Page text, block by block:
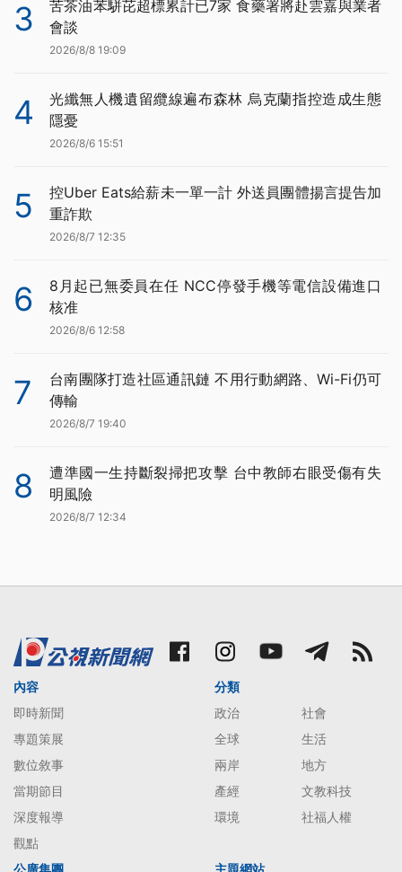
3
苦茶油苯駢芘超標累計已7家 食藥署將赴雲嘉與業者
會談
2026/8/8 19:09
4
光纖無人機遺留纜線遍布森林 烏克蘭指控造成生態
隱憂
2026/8/6 15:51
5
控Uber Eats給薪未一單一計 外送員團體揚言提告加
重詐欺
2026/8/7 12:35
6
8月起已無委員在任 NCC停發手機等電信設備進口
核准
2026/8/6 12:58
7
台南團隊打造社區通訊鏈 不用行動網路、Wi-Fi仍可
傳輸
2026/8/7 19:40
8
遭準國一生持斷裂掃把攻擊 台中教師右眼受傷有失
明風險
2026/8/7 12:34
內容
即時新聞
專題策展
數位敘事
當期節目
深度報導
觀點
分類
政治
社會
全球
生活
兩岸
地方
產經
文教科技
環境
社福人權
公廣集團 主題網站